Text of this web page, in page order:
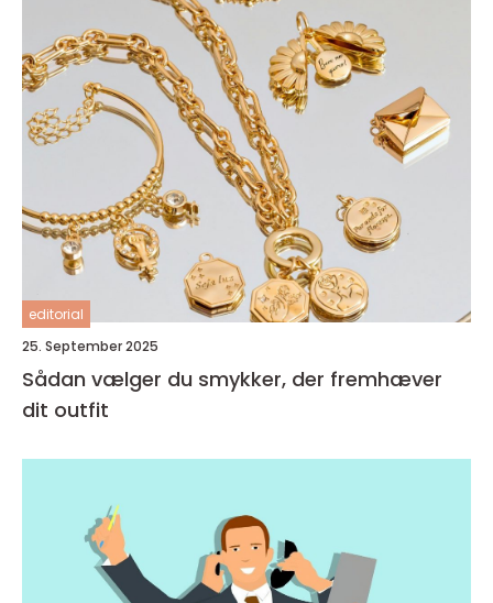
editorial
25. September 2025
Sådan vælger du smykker, der fremhæver
dit outfit